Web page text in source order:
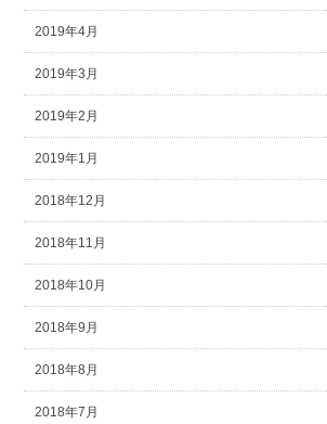
2019年4月
2019年3月
2019年2月
2019年1月
2018年12月
2018年11月
2018年10月
2018年9月
2018年8月
2018年7月